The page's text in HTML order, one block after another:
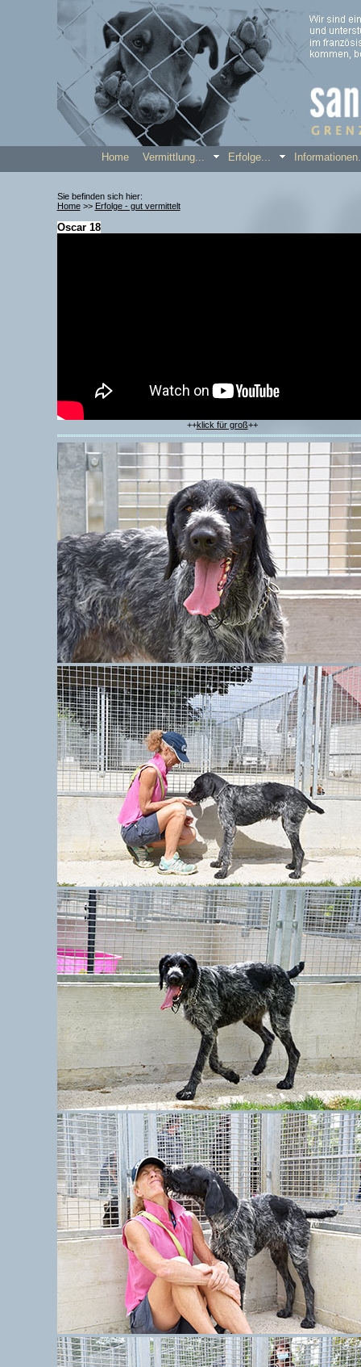
Home Vermittlung... Erfolge...
Sie befinden sich hier:
Home>> Erfolge - gut vermittelt
Oscar 18
++klick für groß++